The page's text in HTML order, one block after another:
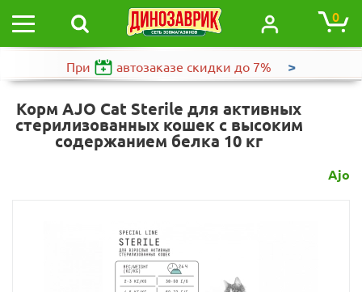
0
При автозаказе скидки до 7% >
Корм AJO Cat Sterile для активных
стерилизованных кошек с высоким
содержанием белка 10 кг
Ajo